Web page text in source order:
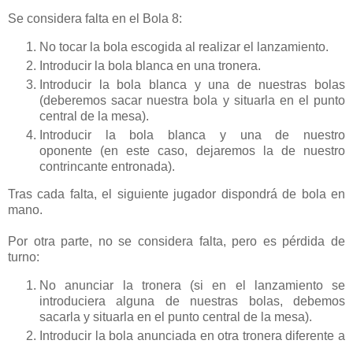
Se considera falta en el Bola 8:
No tocar la bola escogida al realizar el lanzamiento.
Introducir la bola blanca en una tronera.
Introducir la bola blanca y una de nuestras bolas
(deberemos sacar nuestra bola y situarla en el punto
central de la mesa).
Introducir la bola blanca y una de nuestro
oponente (en este caso, dejaremos la de nuestro
contrincante entronada).
Tras cada falta, el siguiente jugador dispondrá de bola en
mano.
Por otra parte, no se considera falta, pero es pérdida de
turno:
No anunciar la tronera (si en el lanzamiento se
introduciera alguna de nuestras bolas, debemos
sacarla y situarla en el punto central de la mesa).
Introducir la bola anunciada en otra tronera diferente a